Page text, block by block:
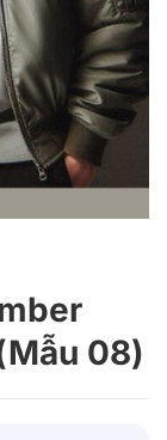
08)